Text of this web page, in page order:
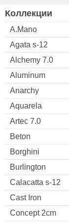
Коллекции
A.Mano
Agata s-12
Alchemy 7.0
Aluminum
Anarchy
Aquarela
Artec 7.0
Beton
Borghini
Burlington
Calacatta s-12
Cast Iron
Concept 2cm